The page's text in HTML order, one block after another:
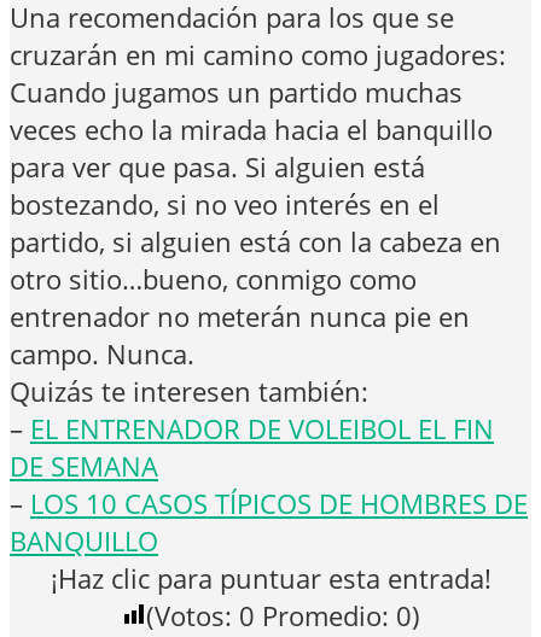
Una recomendación para los que se
cruzarán en mi camino como jugadores:
Cuando jugamos un partido muchas
veces echo la mirada hacia el banquillo
para ver que pasa. Si alguien está
bostezando, si no veo interés en el
partido, si alguien está con la cabeza en
otro sitio…bueno, conmigo como
entrenador no meterán nunca pie en
campo. Nunca.
Quizás te interesen también:
– EL ENTRENADOR DE VOLEIBOL EL FIN
DE SEMANA
– LOS 10 CASOS TÍPICOS DE HOMBRES DE
BANQUILLO
¡Haz clic para puntuar esta entrada!
(Votos: 0 Promedio: 0)